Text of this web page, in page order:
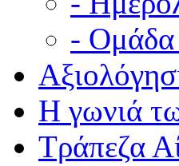
- Ομάδα
Η γωνιά
Τράπεζα